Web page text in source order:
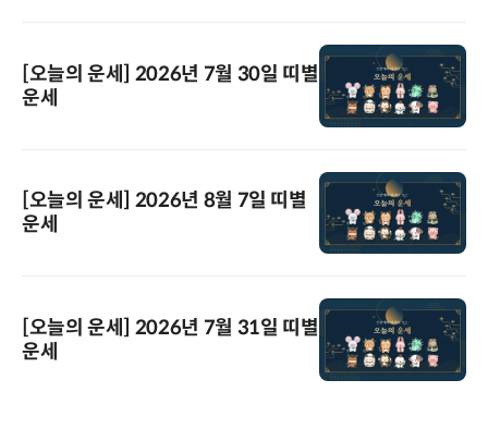
[오늘의 운세] 2026년 7월 30일 띠별
운세
[오늘의 운세] 2026년 8월 7일 띠별
운세
[오늘의 운세] 2026년 7월 31일 띠별
운세